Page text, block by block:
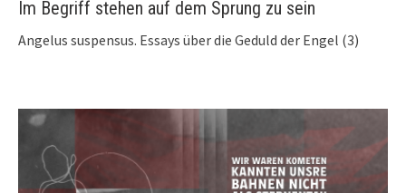
Im Begriff stehen auf dem Sprung zu sein
Angelus suspensus. Essays über die Geduld der Engel (3)